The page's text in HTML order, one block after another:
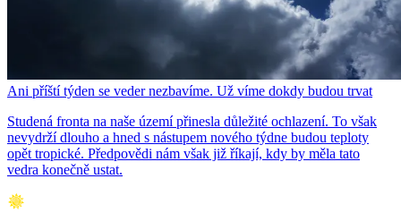
Ani příští týden se veder nezbavíme. Už víme dokdy budou trvat
Studená fronta na naše území přinesla důležité ochlazení. To však
nevydrží dlouho a hned s nástupem nového týdne budou teploty
opět tropické. Předpovědi nám však již říkají, kdy by měla tato
vedra konečně ustat.